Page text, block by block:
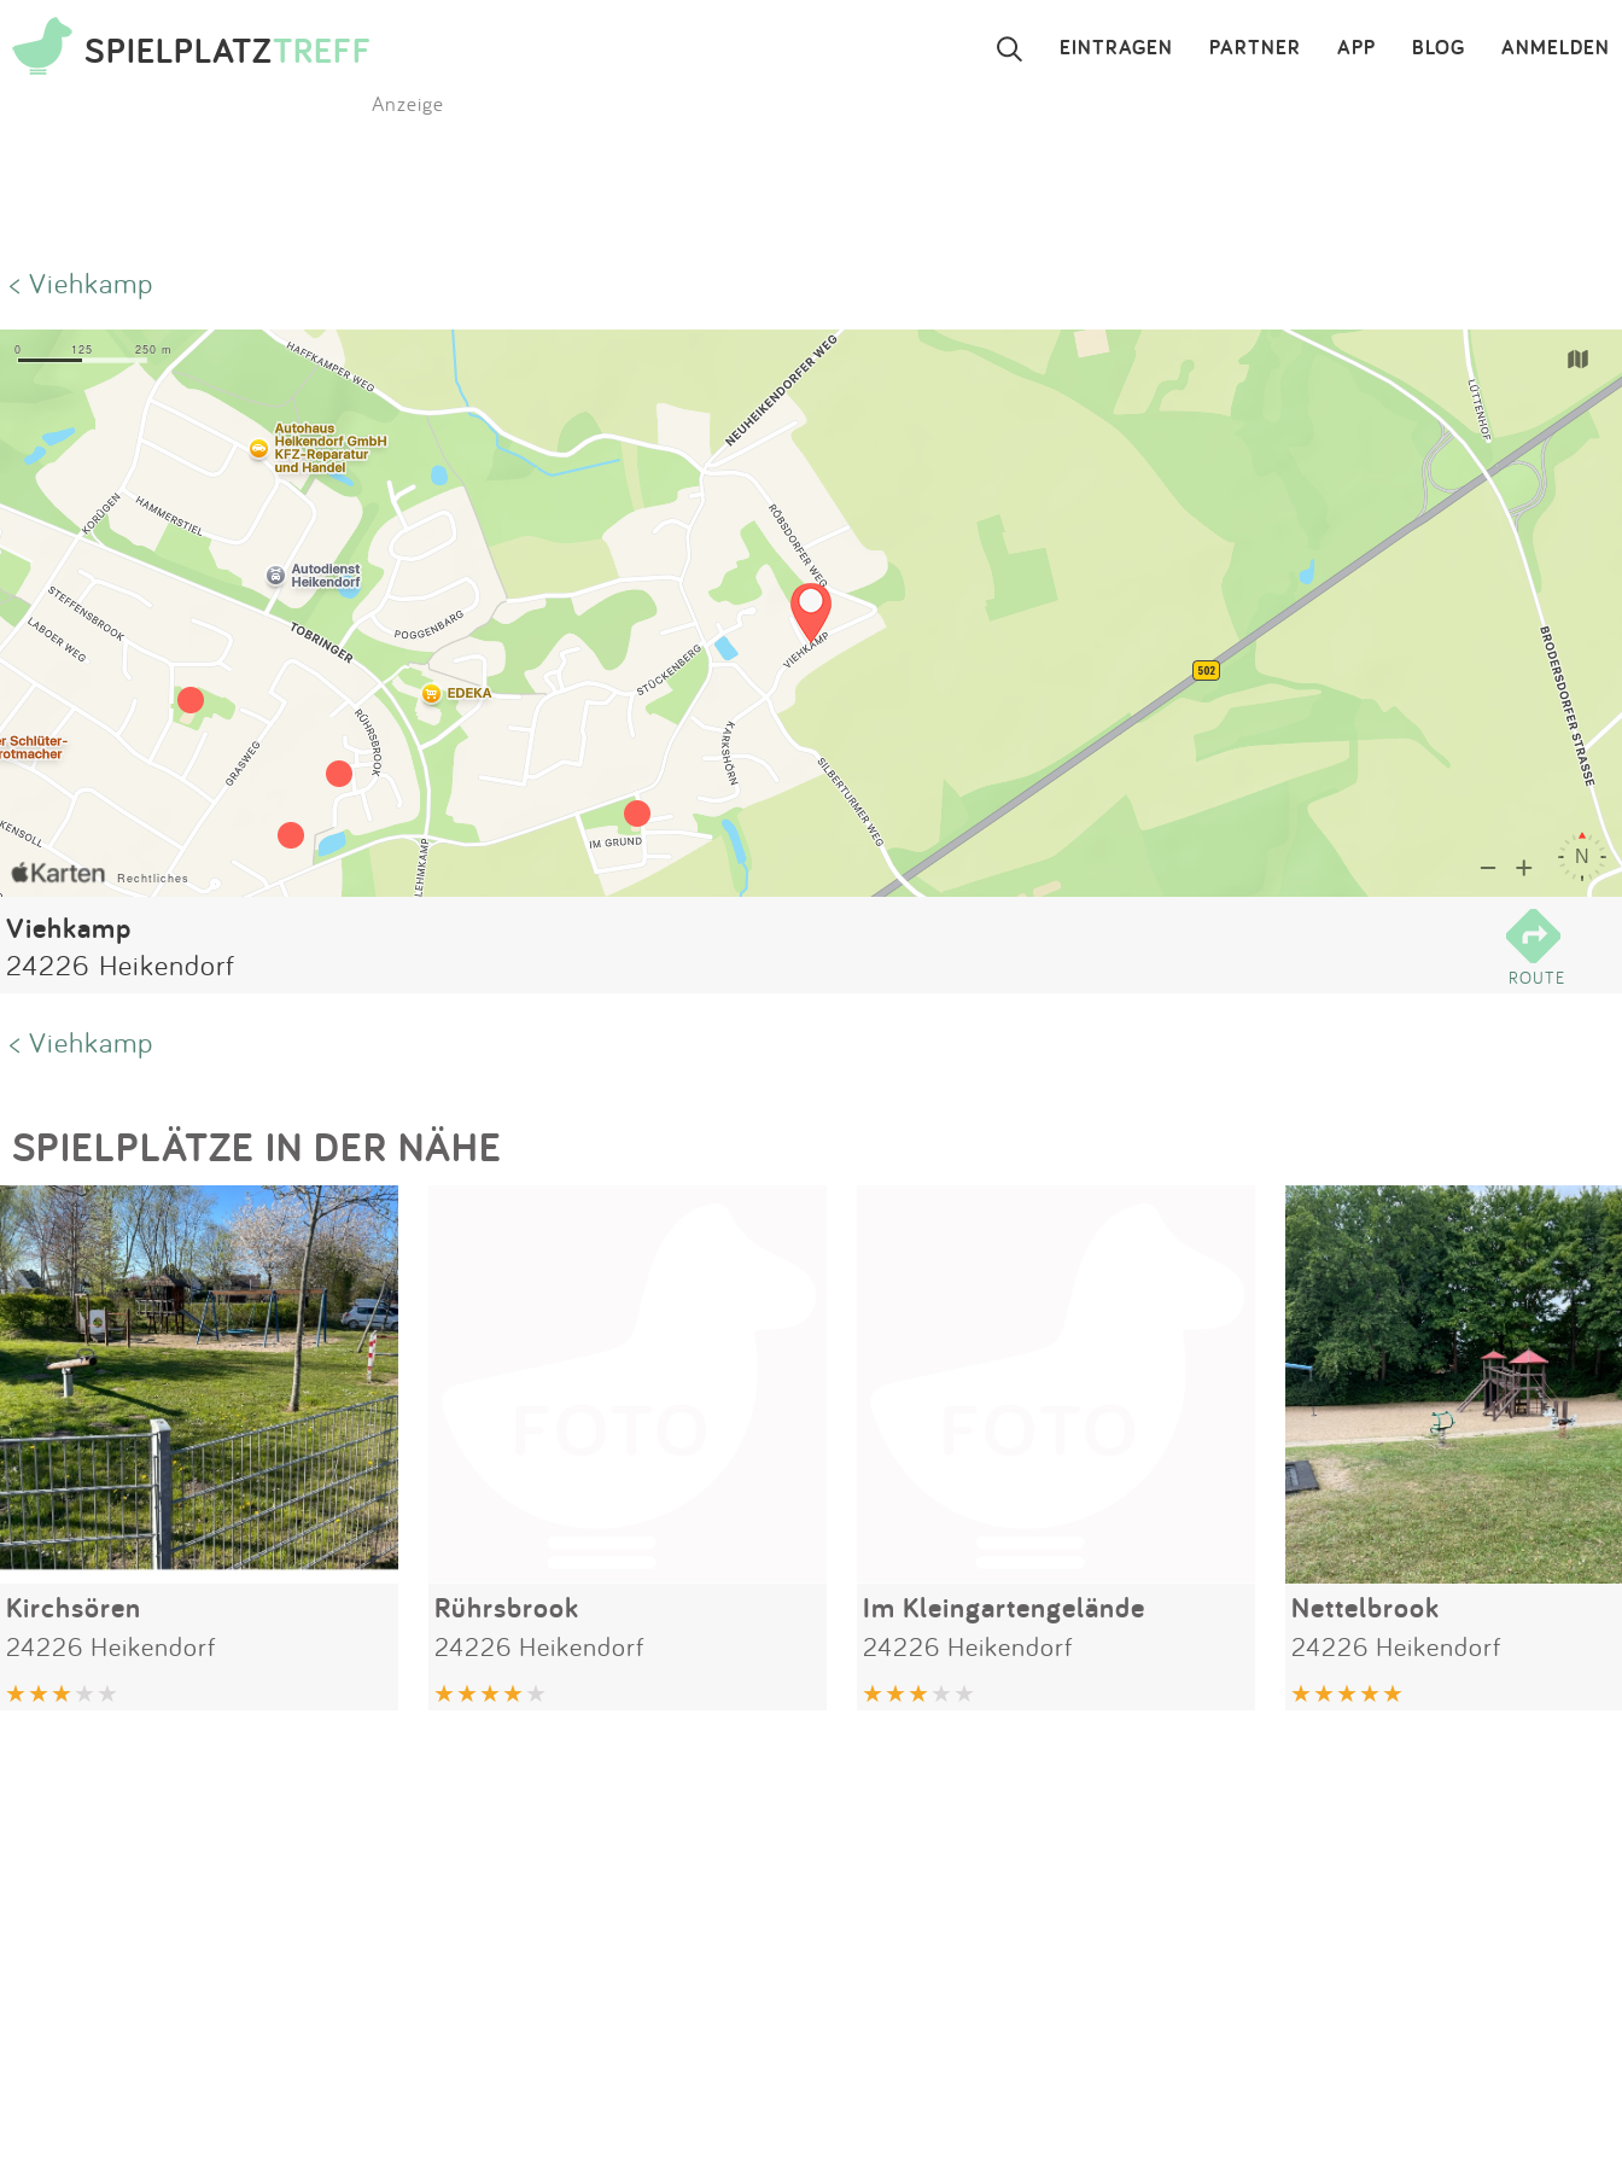
SPIELPLATZTREFF ANMELDEN
BLOG
APP
PARTNER
EINTRAGEN ×
Blog
Partner
Kontakt
Impressum
Anmelden
Anzeige
< Viehkamp
Viehkamp
24226 Heikendorf ROUTE
< Viehkamp
SPIELPLÄTZE IN DER NÄHE
Kirchsören
24226 Heikendorf
Rührsbrook
24226 Heikendorf
Im Kleingartengelände
24226 Heikendorf
Nettelbrook
24226 Heikendorf